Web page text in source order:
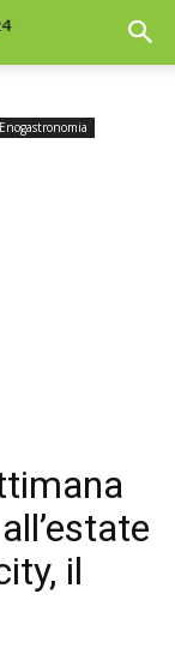
Enogastronomia
il